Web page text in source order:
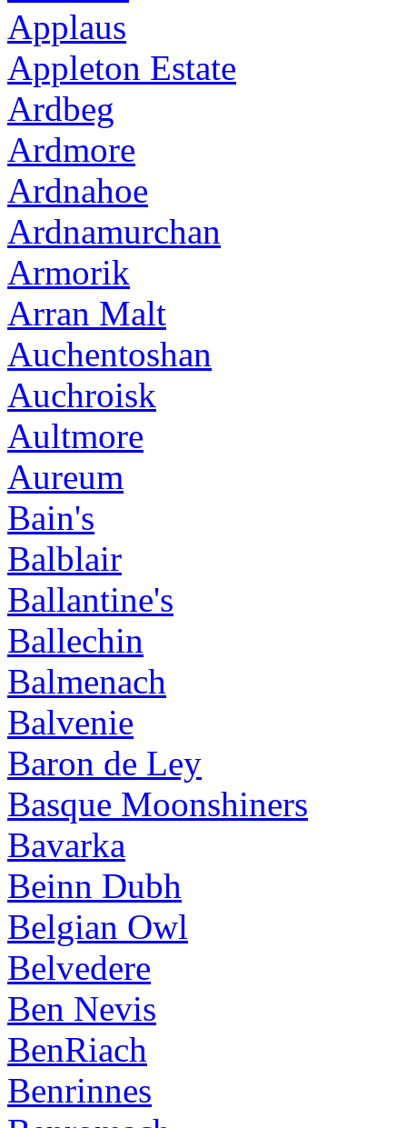
Applaus
Appleton Estate
Ardbeg
Ardmore
Ardnahoe
Ardnamurchan
Armorik
Arran Malt
Auchentoshan
Auchroisk
Aultmore
Aureum
Bain's
Balblair
Ballantine's
Ballechin
Balmenach
Balvenie
Baron de Ley
Basque Moonshiners
Bavarka
Beinn Dubh
Belgian Owl
Belvedere
Ben Nevis
BenRiach
Benrinnes